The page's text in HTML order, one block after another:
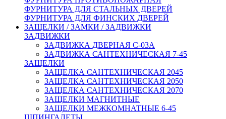
ФУРНИТУРА ДЛЯ СТАЛЬНЫХ ДВЕРЕЙ
ФУРНИТУРА ДЛЯ ФИНСКИХ ДВЕРЕЙ
ЗАЩЕЛКИ / ЗАМКИ / ЗАДВИЖКИ
ЗАДВИЖКИ
ЗАДВИЖКА ДВЕРНАЯ C-03A
ЗАДВИЖКА САНТЕХНИЧЕСКАЯ 7-45
ЗАЩЕЛКИ
ЗАЩЕЛКА САНТЕХНИЧЕСКАЯ 2045
ЗАЩЕЛКА САНТЕХНИЧЕСКАЯ 2050
ЗАЩЕЛКА САНТЕХНИЧЕСКАЯ 2070
ЗАЩЕЛКИ МАГНИТНЫЕ
ЗАЩЕЛКИ МЕЖКОМНАТНЫЕ 6-45
ШПИНГАЛЕТЫ